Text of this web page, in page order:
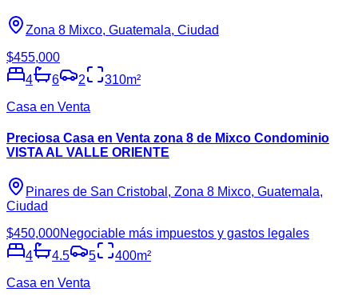
Zona 8 Mixco, Guatemala, Ciudad
$455,000
4
6 2 310m²
Casa en Venta
Preciosa Casa en Venta zona 8 de Mixco Condominio
VISTA AL VALLE ORIENTE
Pinares de San Cristobal, Zona 8 Mixco, Guatemala,
Ciudad
$450,000Negociable más impuestos y gastos legales
4
4.5 5 400m²
Casa en Venta